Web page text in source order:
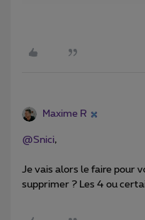
Maxime R
@Snici,
Je vais alors le faire pour
supprimer ? Les 4 ou